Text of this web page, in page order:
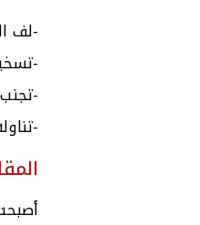
-لف
-
-
-